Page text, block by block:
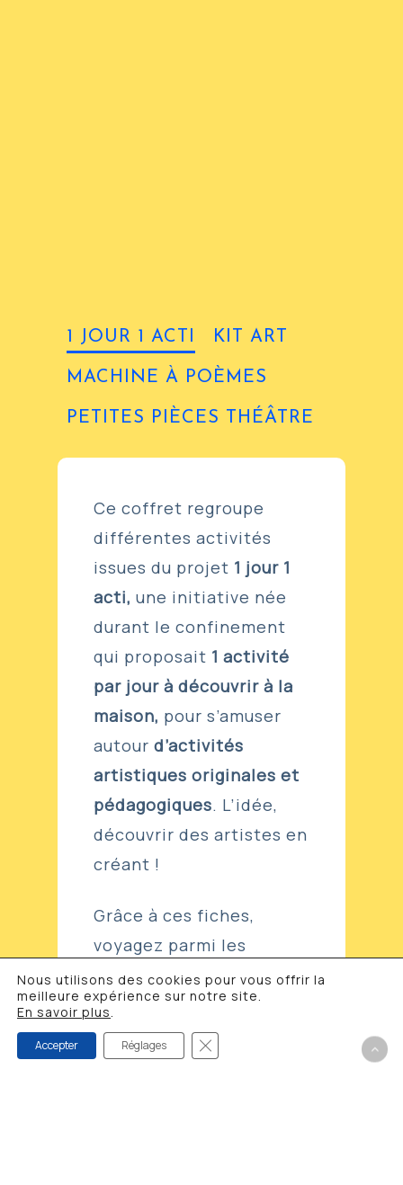
1 JOUR 1 ACTI KIT ART
MACHINE À POÈMES
PETITES PIÈCES THÉÂTRE
Ce coffret regroupe
différentes activités
issues du projet 1 jour 1
acti, une initiative née
durant le confinement
qui proposait 1 activité
par jour à découvrir à la
maison, pour s’amuser
autourd’activités
artistiques originales et
pédagogiques. L’idée,
découvrir des artistes en
créant !
Grâce à ces fiches,
voyagez parmi les
disciplines artistiqueset
découvrez le travail
d’artistes variés
comme d’aujourd’hui !
Nous utilisons des cookies pour vous offrir la
meilleure expérience sur notre site.
En savoir plus.
Accepter Réglages Fermer la bannière des cookies